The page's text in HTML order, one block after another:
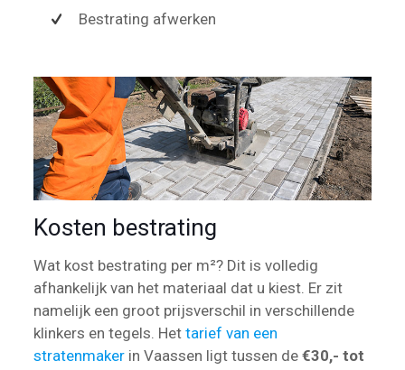
Bestrating afwerken
Kosten bestrating
Wat kost bestrating per m²? Dit is volledig
afhankelijk van het materiaal dat u kiest. Er zit
namelijk een groot prijsverschil in verschillende
klinkers en tegels. Het tarief van een
stratenmakerin Vaassen ligt tussen de €30,- tot